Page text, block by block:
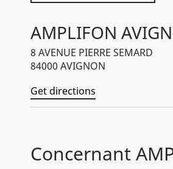
AMPLIFON
8 AVENUE PIERRE SEMARD
84000 AVIGNON
Get directions
Concernant